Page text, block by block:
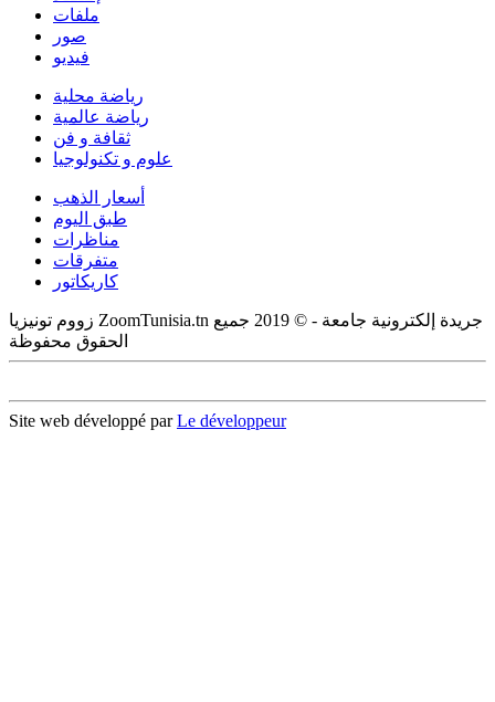
ملفات
صور
فيديو
رياضة محلية
رياضة عالمية
ثقافة و فن
علوم و تكنولوجيا
أسعار الذهب
طبق اليوم
مناظرات
متفرقات
كاريكاتور
زووم تونيزيا ZoomTunisia.tn جريدة إلكترونية جامعة - © 2019 جميع
الحقوق محفوظة
Site web développé parLe développeur